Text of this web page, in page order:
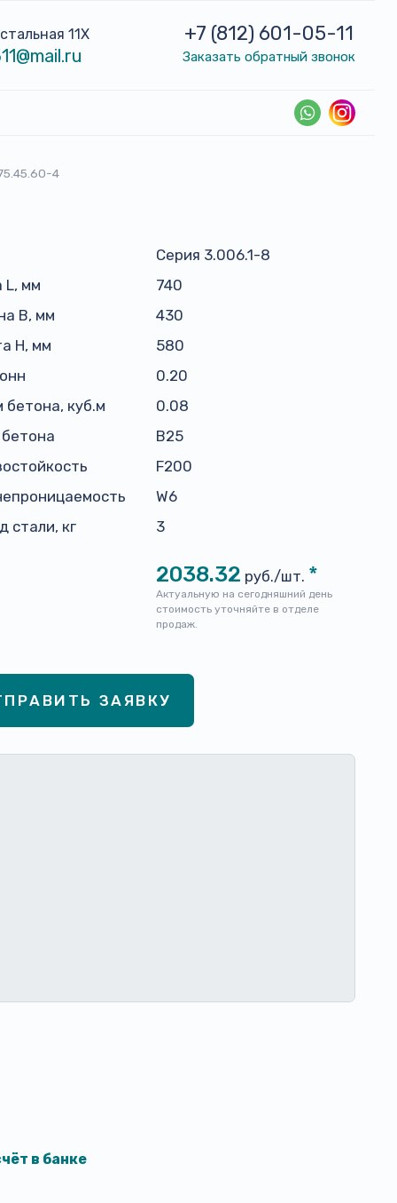
11Х +7 (812) 601-05-11
Заказать обратный звонок
4
Серия 3.006.1-8
L, мм
740
B, мм
430
H, мм
580
0.20
бетона, куб.м
0.08
В25
F200
W6
стали, кг
3
2038.32 руб./шт. *
Актуальную на сегодняшний день
стоимость уточняйте в отделе
продаж.
ЗАЯВКУ
в банке